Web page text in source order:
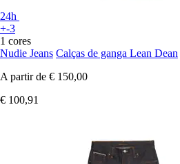
24h
+-3
1 cores
Nudie Jeans Calças de ganga Lean Dean
A partir de € 150,00
€ 100,91